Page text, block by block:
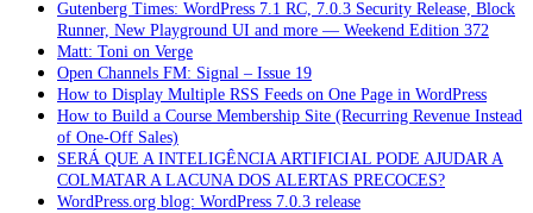
Gutenberg Times: WordPress 7.1 RC, 7.0.3 Security Release, Block
Runner, New Playground UI and more — Weekend Edition 372
Matt: Toni on Verge
Open Channels FM: Signal – Issue 19
How to Display Multiple RSS Feeds on One Page in WordPress
How to Build a Course Membership Site (Recurring Revenue Instead
of One-Off Sales)
SERÁ QUE A INTELIGÊNCIA ARTIFICIAL PODE AJUDAR A
COLMATAR A LACUNA DOS ALERTAS PRECOCES?
WordPress.org blog: WordPress 7.0.3 release